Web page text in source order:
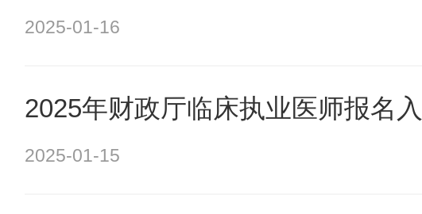
2025-01-16
2025年财政厅临床执业医师报名
2025-01-15